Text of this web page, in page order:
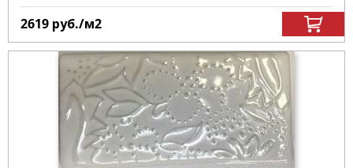
2619 руб./м2